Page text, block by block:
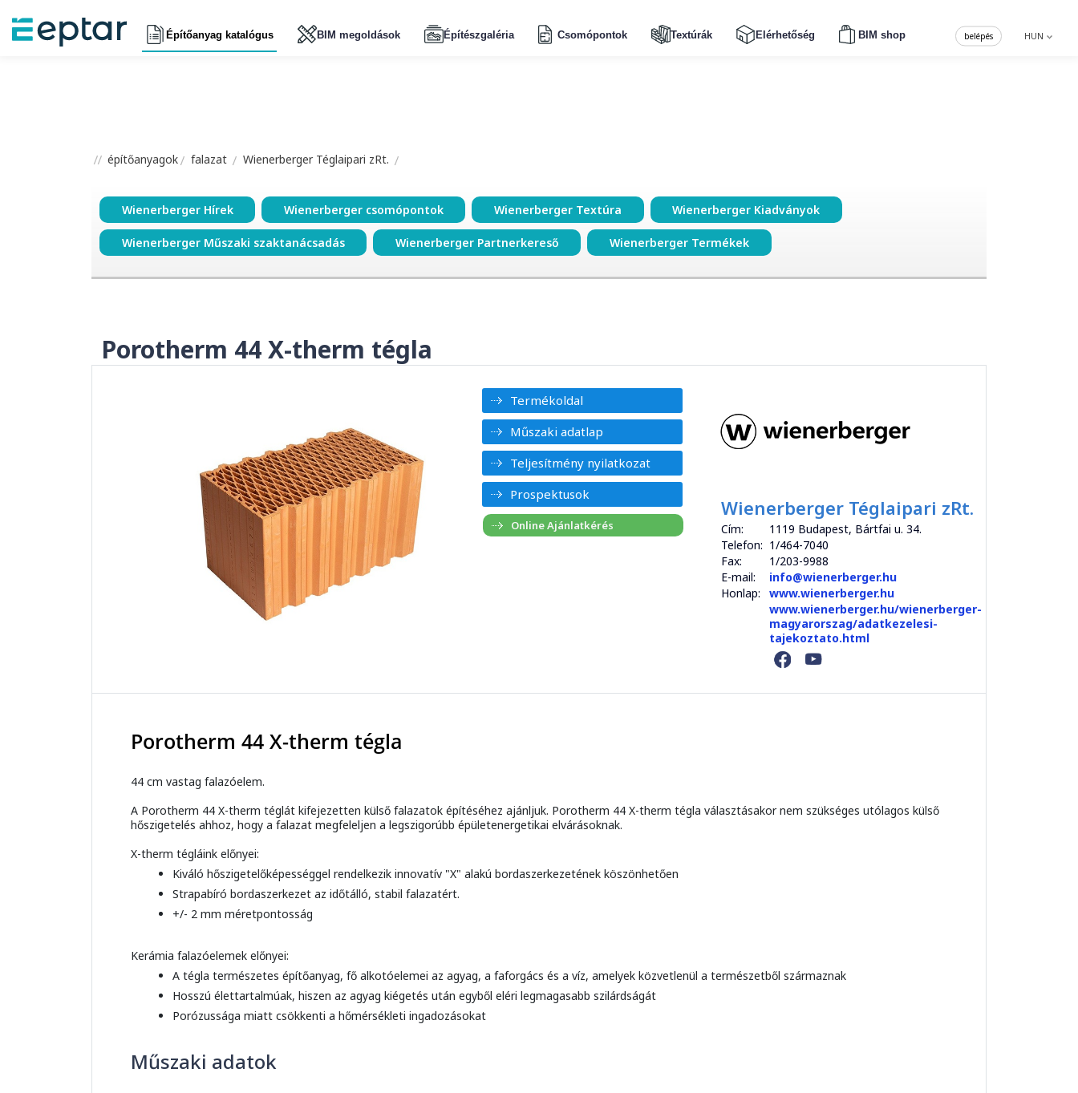
Építőanyag katalógus BIM megoldások Építészgaléria Csomópontok Textúrák Elérhetőség BIM shop HUN
belépés
építőanyagok falazat Wienerberger Téglaipari zRt.
Wienerberger Hírek Wienerberger csomópontok Wienerberger Textúra Wienerberger Kiadványok
Wienerberger Műszaki szaktanácsadás Wienerberger Partnerkereső Wienerberger Termékek
Porotherm 44 X-therm tégla
Termékoldal
Műszaki adatlap
Teljesítmény nyilatkozat
Prospektusok
Wienerberger Téglaipari zRt.
Cím:
1119 Budapest, Bártfai u. 34.
Telefon: 1/464-7040
Fax:
1/203-9988
E-mail:
info@wienerberger.hu
Honlap:
www.wienerberger.hu
www.wienerberger.hu/wienerberger-
magyarorszag/adatkezelesi-
tajekoztato.html
Porotherm 44 X-therm tégla
44 cm vastag falazóelem.
A Porotherm 44 X-therm téglát kifejezetten külső falazatok építéséhez ajánljuk. Porotherm 44 X-therm tégla választásakor nem szükséges utólagos külső
hőszigetelés ahhoz, hogy a falazat megfeleljen a legszigorúbb épületenergetikai elvárásoknak.
X-therm tégláink előnyei:
Kiváló hőszigetelőképességgel rendelkezik innovatív "X" alakú bordaszerkezetének köszönhetően
Strapabíró bordaszerkezet az időtálló, stabil falazatért.
+/- 2 mm méretpontosság
Kerámia falazóelemek előnyei:
A tégla természetes építőanyag, fő alkotóelemei az agyag, a faforgács és a víz, amelyek közvetlenül a természetből származnak
Hosszú élettartalmúak, hiszen az agyag kiégetés után egyből eléri legmagasabb szilárdságát
Porózussága miatt csökkenti a hőmérsékleti ingadozásokat
Műszaki adatok